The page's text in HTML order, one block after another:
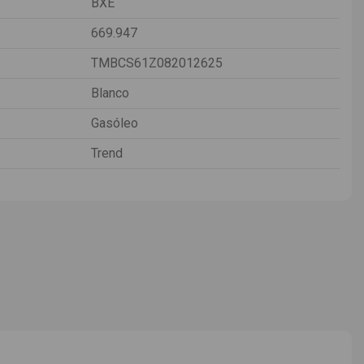
669.947
TMBCS61Z082012625
Blanco
Gasóleo
Trend